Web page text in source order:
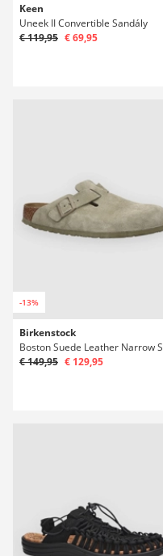
Keen
Uneek II Convertible Sandály
€ 119,95 € 69,95
-13%
Birkenstock
€ 149,95 € 129,95